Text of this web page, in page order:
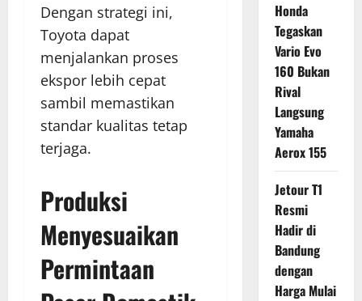
Dengan strategi ini,
Toyota dapat
menjalankan proses
ekspor lebih cepat
sambil memastikan
standar kualitas tetap
terjaga.
Produksi
Menyesuaikan
Permintaan
Honda
Tegaskan
Vario Evo
160 Bukan
Rival
Langsung
Yamaha
Aerox 155
Jetour T1
Resmi
Hadir di
Bandung
dengan
Harga Mulai